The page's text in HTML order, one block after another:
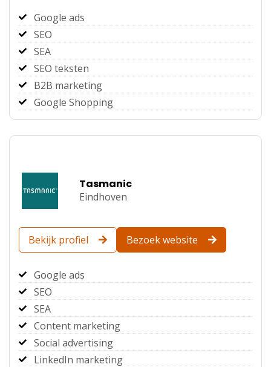
Google ads
SEO
SEA
SEO teksten
B2B marketing
Google Shopping
Tasmanic
Eindhoven
Bekijk profiel Bezoek website
Google ads
SEO
SEA
Content marketing
Social advertising
LinkedIn marketing